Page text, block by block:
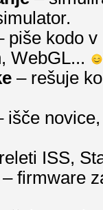
piše kodo
WebGL...
– rešuje
išče
ISS,
– firmware